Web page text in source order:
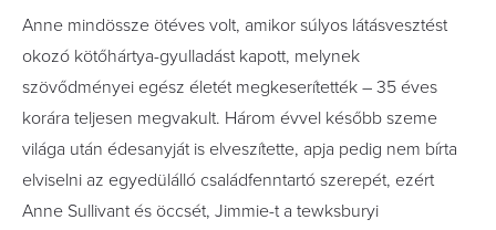
Anne mindössze ötéves volt, amikor súlyos látásvesztést
okozó kötőhártya-gyulladást kapott, melynek
szövődményei egész életét megkeserítették – 35 éves
korára teljesen megvakult. Három évvel később szeme
világa után édesanyját is elveszítette, apja pedig nem bírta
elviselni az egyedülálló családfenntartó szerepét, ezért
Anne Sullivant és öccsét, Jimmie-t a tewksburyi